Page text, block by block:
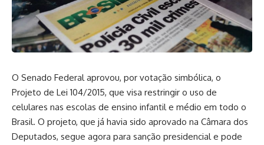
O Senado Federal aprovou, por votação simbólica, o
Projeto de Lei 104/2015, que visa restringir o uso de
celulares nas escolas de ensino infantil e médio em todo o
Brasil. O projeto, que já havia sido aprovado na Câmara dos
Deputados, segue agora para sanção presidencial e pode